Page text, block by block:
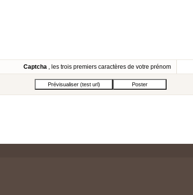
Captcha , les trois premiers caractères de votre prénom